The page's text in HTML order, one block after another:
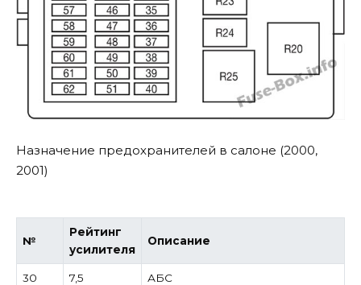
Назначение предохранителей в салоне (2000,
2001)
№
Рейтинг
усилителя
Описание
30 7,5 АБС